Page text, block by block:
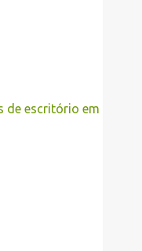
de escritório em